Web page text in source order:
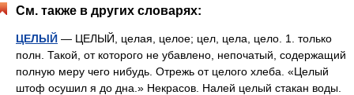
См. также в других словарях:
ЦЕЛЫЙ — ЦЕЛЫЙ, целая, целое; цел, цела, цело. 1. только
полн. Такой, от которого не убавлено, непочатый, содержащий
полную меру чего нибудь. Отрежь от целого хлеба. «Целый
штоф осушил я до дна.» Некрасов. Налей целый стакан воды.